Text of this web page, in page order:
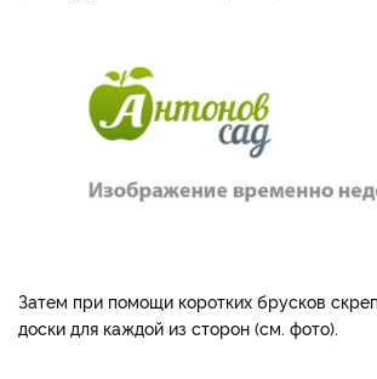
Затем при помощи коротких брусков
доски для каждой из сторон (см. фото).